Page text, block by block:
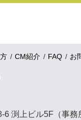
CM紹介 FAQ お
渕上ビル5F（事務